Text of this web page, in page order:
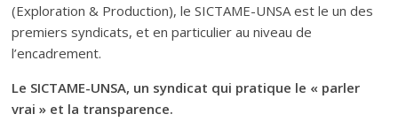
(Exploration & Production), le SICTAME-UNSA est le un des
premiers syndicats, et en particulier au niveau de
l’encadrement.
Le SICTAME-UNSA, un syndicat qui pratique le « parler
vrai » et la transparence.